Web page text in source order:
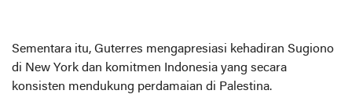
Sementara itu, Guterres mengapresiasi kehadiran Sugiono
di New York dan komitmen Indonesia yang secara
konsisten mendukung perdamaian di Palestina.